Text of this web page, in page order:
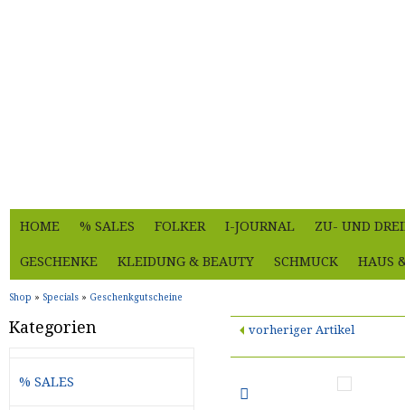
HOME % SALES FOLKER I-JOURNAL ZU- UND
GESCHENKE KLEIDUNG & BEAUTY SCHMUCK HAUS
Shop » Specials » Geschenkgutscheine
vorheriger Artikel
Kategorien
% SALES